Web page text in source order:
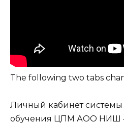
The following two tabs
Личный кабинет
обучения ЦПМ АОО НИШ